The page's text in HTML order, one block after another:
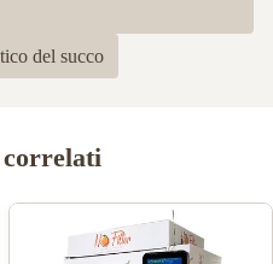
del succo